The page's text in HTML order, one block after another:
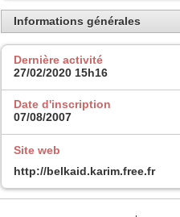
Informations générales
Dernière activité
27/02/2020 15h16
Date d'inscription
07/08/2007
Site web
http://belkaid.karim.free.fr